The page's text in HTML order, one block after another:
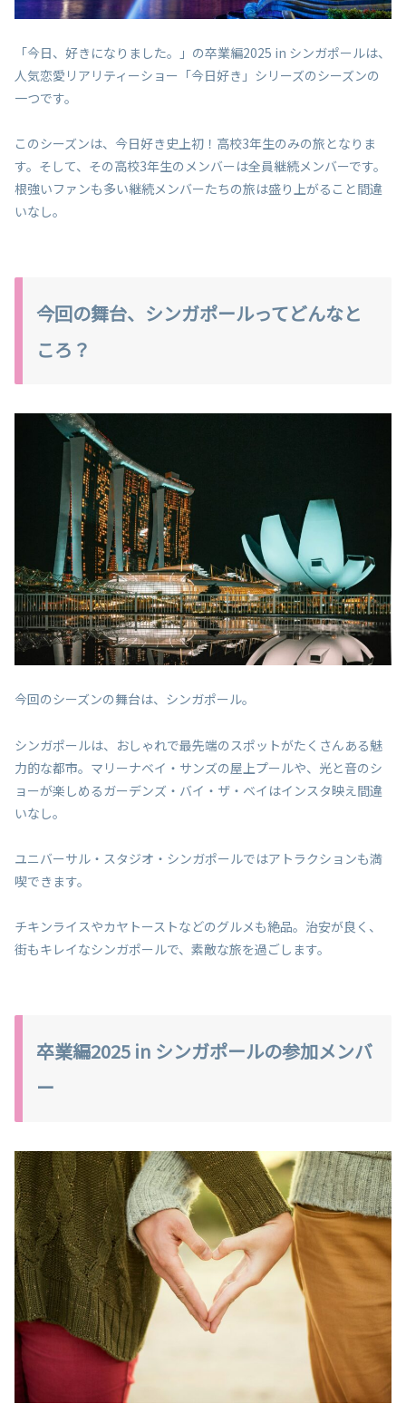
「今日、好きになりました。」の卒業編2025 in シンガポールは、
人気恋愛リアリティーショー「今日好き」シリーズのシーズンの
一つです。
このシーズンは、今日好き史上初！高校3年生のみの旅となりま
す。そして、その高校3年生のメンバーは全員継続メンバーです。
根強いファンも多い継続メンバーたちの旅は盛り上がること間違
いなし。
今回の舞台、シンガポールってどんなと
ころ？
今回のシーズンの舞台は、シンガポール。
シンガポールは、おしゃれで最先端のスポットがたくさんある魅
力的な都市。マリーナベイ・サンズの屋上プールや、光と音のシ
ョーが楽しめるガーデンズ・バイ・ザ・ベイはインスタ映え間違
いなし。
ユニバーサル・スタジオ・シンガポールではアトラクションも満
喫できます。
チキンライスやカヤトーストなどのグルメも絶品。治安が良く、
街もキレイなシンガポールで、素敵な旅を過ごします。
卒業編2025 in シンガポールの参加メンバ
ー